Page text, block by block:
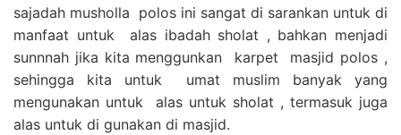
sajadah musholla polos ini sangat di sarankan untuk di
manfaat untuk alas ibadah sholat , bahkan menjadi
sunnnah jika kita menggunkan karpet masjid polos ,
sehingga kita untuk umat muslim banyak yang
mengunakan untuk alas untuk sholat , termasuk juga
alas untuk di gunakan di masjid.